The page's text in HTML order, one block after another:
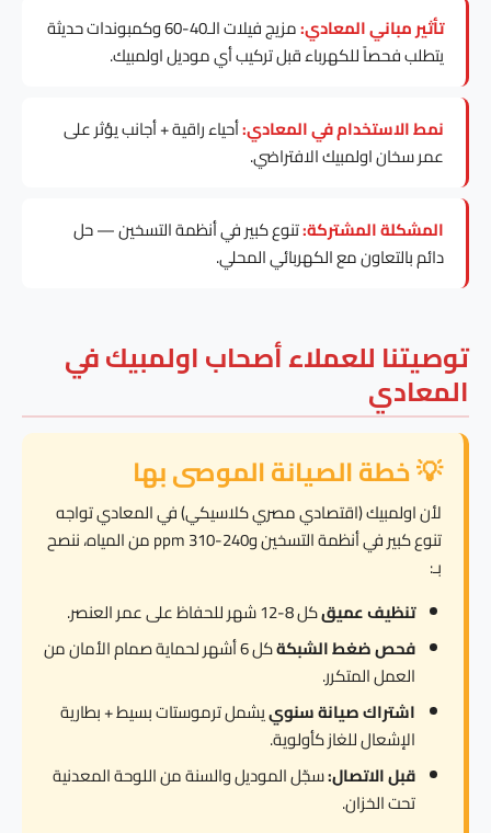
تأثير مباني المعادي:
مزيج فيلات الـ40-60 وكمبوندات حديثة
يتطلب فحصاً للكهرباء قبل تركيب أي موديل اولمبيك.
نمط الاستخدام في المعادي:أحياء راقية + أجانب يؤثر على
عمر سخان اولمبيك الافتراضي.
المشكلة المشتركة:تنوع كبير في أنظمة التسخين — حل
دائم بالتعاون مع الكهربائي المحلي.
توصيتنا للعملاء أصحاب اولمبيك في
المعادي
💡 خطة الصيانة الموصى بها
لأن اولمبيك (اقتصادي مصري كلاسيكي) في المعادي تواجه
تنوع كبير في أنظمة التسخين و240-310 ppm من المياه، ننصح
بـ:
تنظيف عميقكل 8-12 شهر للحفاظ على عمر العنصر.
فحص ضغط الشبكة
كل 6 أشهر لحماية صمام الأمان من
العمل المتكرر.
اشتراك صيانة سنوييشمل ترموستات بسيط + بطارية
الإشعال للغاز كأولوية.
قبل الاتصال:سجّل الموديل والسنة من اللوحة المعدنية
تحت الخزان.